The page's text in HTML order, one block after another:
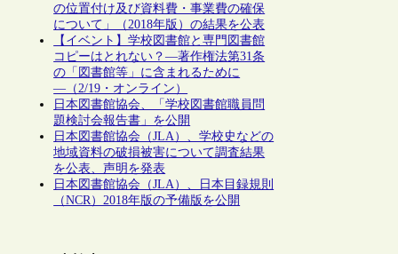
の位置付け及び資料費・事業費の確保
について」（2018年版）の結果を公表
【イベント】学校図書館と専門図書館
コピーはとれない？―著作権法第31条
の「図書館等」に含まれるために
―（2/19・オンライン）
日本図書館協会、「学校図書館職員問
題検討会報告書」を公開
日本図書館協会（JLA）、学校史などの
地域資料の破損被害について調査結果
を公表、声明を発表
日本図書館協会（JLA）、日本目録規則
（NCR）2018年版の予備版を公開